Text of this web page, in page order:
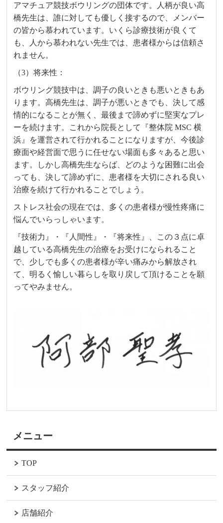
アマチュア競技ボウリングの団体です。人柄が良い高
橋先生は、誰に対しても優しく接するので、メンバー
の皆から慕われています。いくら診療技術が良くて
も、人から慕われない先生では、患者様からは信頼さ
れません。
（3）将来性：
ボウリング競技中は、調子の良いときも悪いときもあ
ります。高橋先生は、調子が悪いときでも、決して感
情的になることが無く、最後まで諦めずに堅実なプレ
ーを続けます。これから院長として『整体院 MSC 横
浜』を運営されて行かれることになりますが、今後診
療面や経営面で思うに任せない場面も多々あると思い
ます。しかし高橋先生ならば、どのような困難に出会
っても、決して諦めずに、患者様を大切にされる良い
治療を続けて行かれることでしょう。
ストレス社会の現在では、多くの患者様が慢性疼痛に
悩んでいらっしゃいます。
『技術力』・『人間性』・『将来性』、この３点に卓
越している高橋先生の治療をお受けになられること
で、少しでも多くの患者様が辛い痛みから解放され
て、明るく愉しい暮らしを取り戻して頂けることを願
ってやみません。
メニュー
TOP
スタッフ紹介
店舗紹介